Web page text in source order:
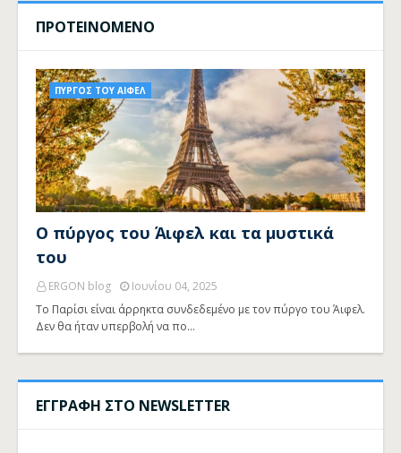
ΠΡΟΤΕΙΝΟΜΕΝΟ
ΠΥΡΓΟΣ ΤΟΥ ΑΙΦΕΛ
Ο πύργος του Άιφελ και τα μυστικά
του
ERGON blog
Ιουνίου 04, 2025
Το Παρίσι είναι άρρηκτα συνδεδεμένο με τον πύργο του Άιφελ.
Δεν θα ήταν υπερβολή να πο…
ΕΓΓΡΑΦΗ ΣΤΟ NEWSLETTER